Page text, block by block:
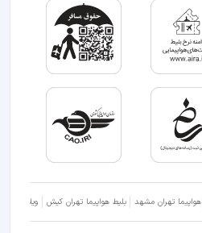
هواپیما تهران مشهد بلیط هواپیما تهران کیش ویلا شمال